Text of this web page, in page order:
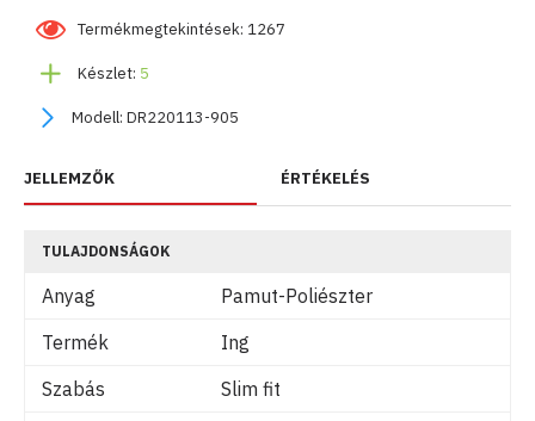
Készlet: 5
Modell: DR220113-905
Termékmegtekintések: 1267
JELLEMZŐK ÉRTÉKELÉS
TULAJDONSÁGOK
Anyag
Pamut-Poliészter
Termék
Ing
Szabás
Slim fit